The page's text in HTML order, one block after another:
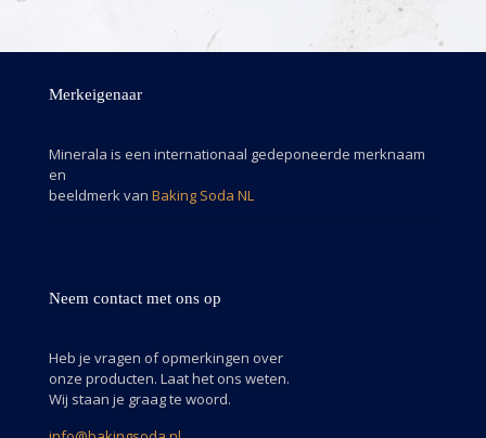
Merkeigenaar
Minerala is een internationaal gedeponeerde merknaam
en
beeldmerk van Baking Soda NL
Neem contact met ons op
Heb je vragen of opmerkingen over
onze producten. Laat het ons weten.
Wij staan je graag te woord.